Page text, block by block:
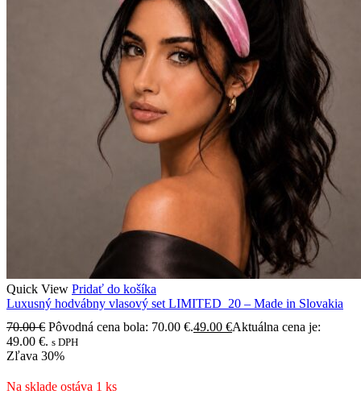
Quick View Pridať do košíka
Luxusný hodvábny vlasový set LIMITED_20 – Made in Slovakia
70.00€ Pôvodná cena bola: 70.00 €.49.00 €Aktuálna cena je:
49.00 €. s DPH
Zľava 30%
Na sklade ostáva 1 ks